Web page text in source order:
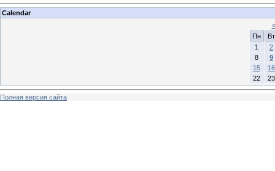
Calendar
«
Пн
Вт
1
2
8
9
15
16
22
23
Полная версия сайта